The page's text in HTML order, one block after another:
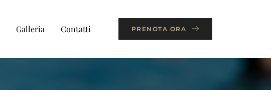
Galleria Contatti PRENOTA ORA